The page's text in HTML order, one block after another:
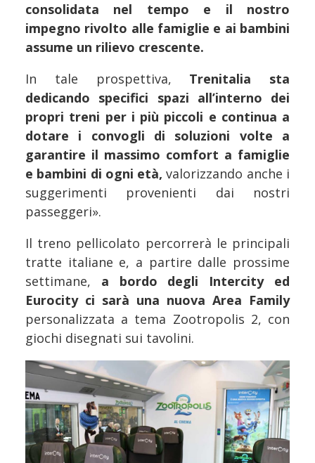
consolidata nel tempo e il nostro
impegno rivolto alle famiglie e ai bambini
assume un rilievo crescente.
In tale prospettiva, Trenitalia sta
dedicando specifici spazi all’interno dei
propri treni per i più piccoli e continua a
dotare i convogli di soluzioni volte a
garantire il massimo comfort a famiglie
e bambini di ogni età, valorizzando anche i
suggerimenti provenienti dai nostri
passeggeri».
Il treno pellicolato percorrerà le principali
tratte italiane e, a partire dalle prossime
settimane, a bordo degli Intercity ed
Eurocity ci sarà una nuova Area Family
personalizzata a tema Zootropolis 2, con
giochi disegnati sui tavolini.